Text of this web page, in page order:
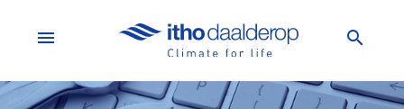
menu search